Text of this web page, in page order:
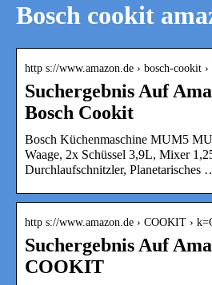
Bosch cookit
http s://www.amazon.de › bosch-cookit
Suchergebnis Auf
Bosch Cookit
Bosch Küchenmaschine MUM5
Waage, 2x Schüssel 3,9L, Mixer
Durchlaufschnitzler, Planetarisches
http s://www.amazon.de › COOKIT ›
Suchergebnis Auf
COOKIT